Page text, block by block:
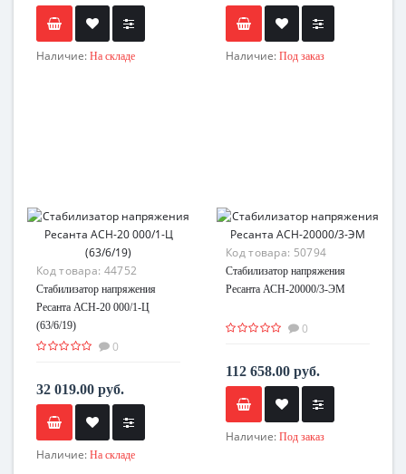
Наличие: На складе Наличие: Под заказ
Код товара: 44752
Стабилизатор напряжения
Ресанта АСН-20 000/1-Ц
(63/6/19)
0
32 019.00 руб.
Наличие: На складе
Код товара: 50794
Стабилизатор напряжения
Ресанта АСН-20000/3-ЭМ
0
112 658.00 руб.
Наличие: Под заказ